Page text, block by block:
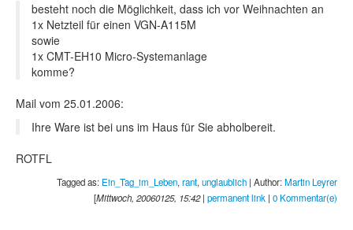
besteht noch die Möglichkeit, dass ich vor Weihnachten an
1x Netzteil für einen VGN-A115M
sowie
1x CMT-EH10 Micro-Systemanlage
komme?
Mail vom 25.01.2006:
Ihre Ware ist bei uns im Haus für Sie abholbereit.
ROTFL
Tagged as: Ein_Tag_im_Leben,rant,unglaublich | Author:Martin Leyrer
[Mittwoch, 20060125, 15:42| permanent link | 0 Kommentar(e)